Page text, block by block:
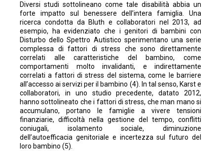
Diversi studi sottolineano come tale disabilità abbia un
forte impatto sul benessere dell’intera famiglia. Una
ricerca condotta da Bluth e collaboratori nel 2013, ad
esempio, ha evidenziato che i genitori di bambini con
Disturbo dello Spettro Autistico sperimentano una serie
complessa di fattori di stress che sono direttamente
correlati alle caratteristiche del bambino, come
comportamenti molto invalidanti, e indirettamente
correlati a fattori di stress del sistema, come le barriere
all’accesso ai servizi per il bambino (4). In tal senso, Karst e
collaboratori, in uno studio precedente, datato 2012,
hanno sottolineato che i fattori di stress, che man mano si
accumulano, portano le famiglie a vivere tensioni
finanziarie, difficoltà nella gestione del tempo, conflitti
coniugali, isolamento sociale, diminuzione
dell’autoefficacia genitoriale e incertezza sul futuro del
loro bambino (5).